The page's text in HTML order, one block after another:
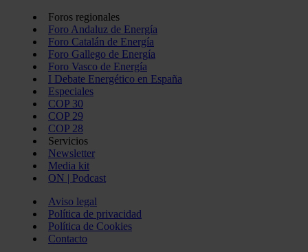
Foros regionales
Foro Andaluz de Energía
Foro Catalán de Energía
Foro Gallego de Energía
Foro Vasco de Energía
I Debate Energético en España
Especiales
COP 30
COP 29
COP 28
Servicios
Newsletter
Media kit
ON | Podcast
Aviso legal
Política de privacidad
Política de Cookies
Contacto